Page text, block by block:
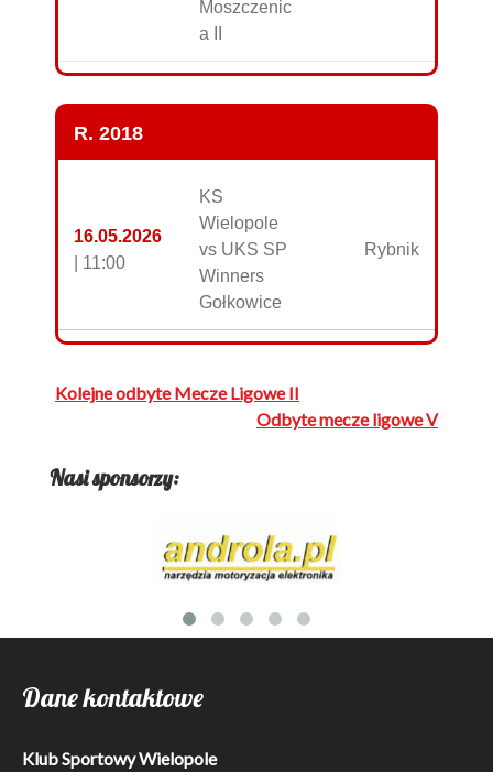
Moszczenic
a II
R. 2018
16.05.2026
| 11:00
KS
Wielopole
vs UKS SP
Winners
Gołkowice
Rybnik
Nawigacja
Kolejne odbyte Mecze Ligowe II
Odbyte mecze ligowe V
Nasi sponsorzy:
Dane kontaktowe
Klub Sportowy Wielopole